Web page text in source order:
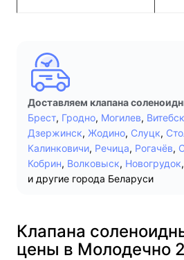
Доставляем клапана
Брест, Гродно, Могилев, Витебск
Дзержинск, Жодино, Слуцк,
Калинковичи, Речица, Рогачёв,
Кобрин, Волковыск, Новогрудок,
и другие города Беларуси
Клапана
цены в Молодечно